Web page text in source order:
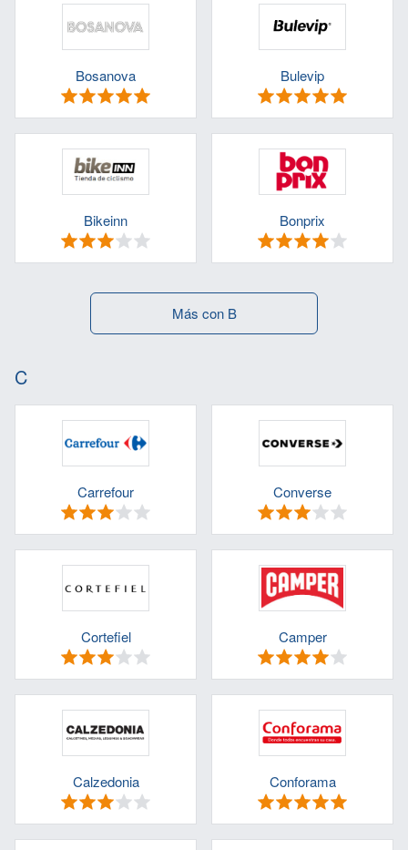
Bosanova Bulevip
Bikeinn Bonprix
Más con B
C
Carrefour Converse
Cortefiel Camper
Calzedonia Conforama